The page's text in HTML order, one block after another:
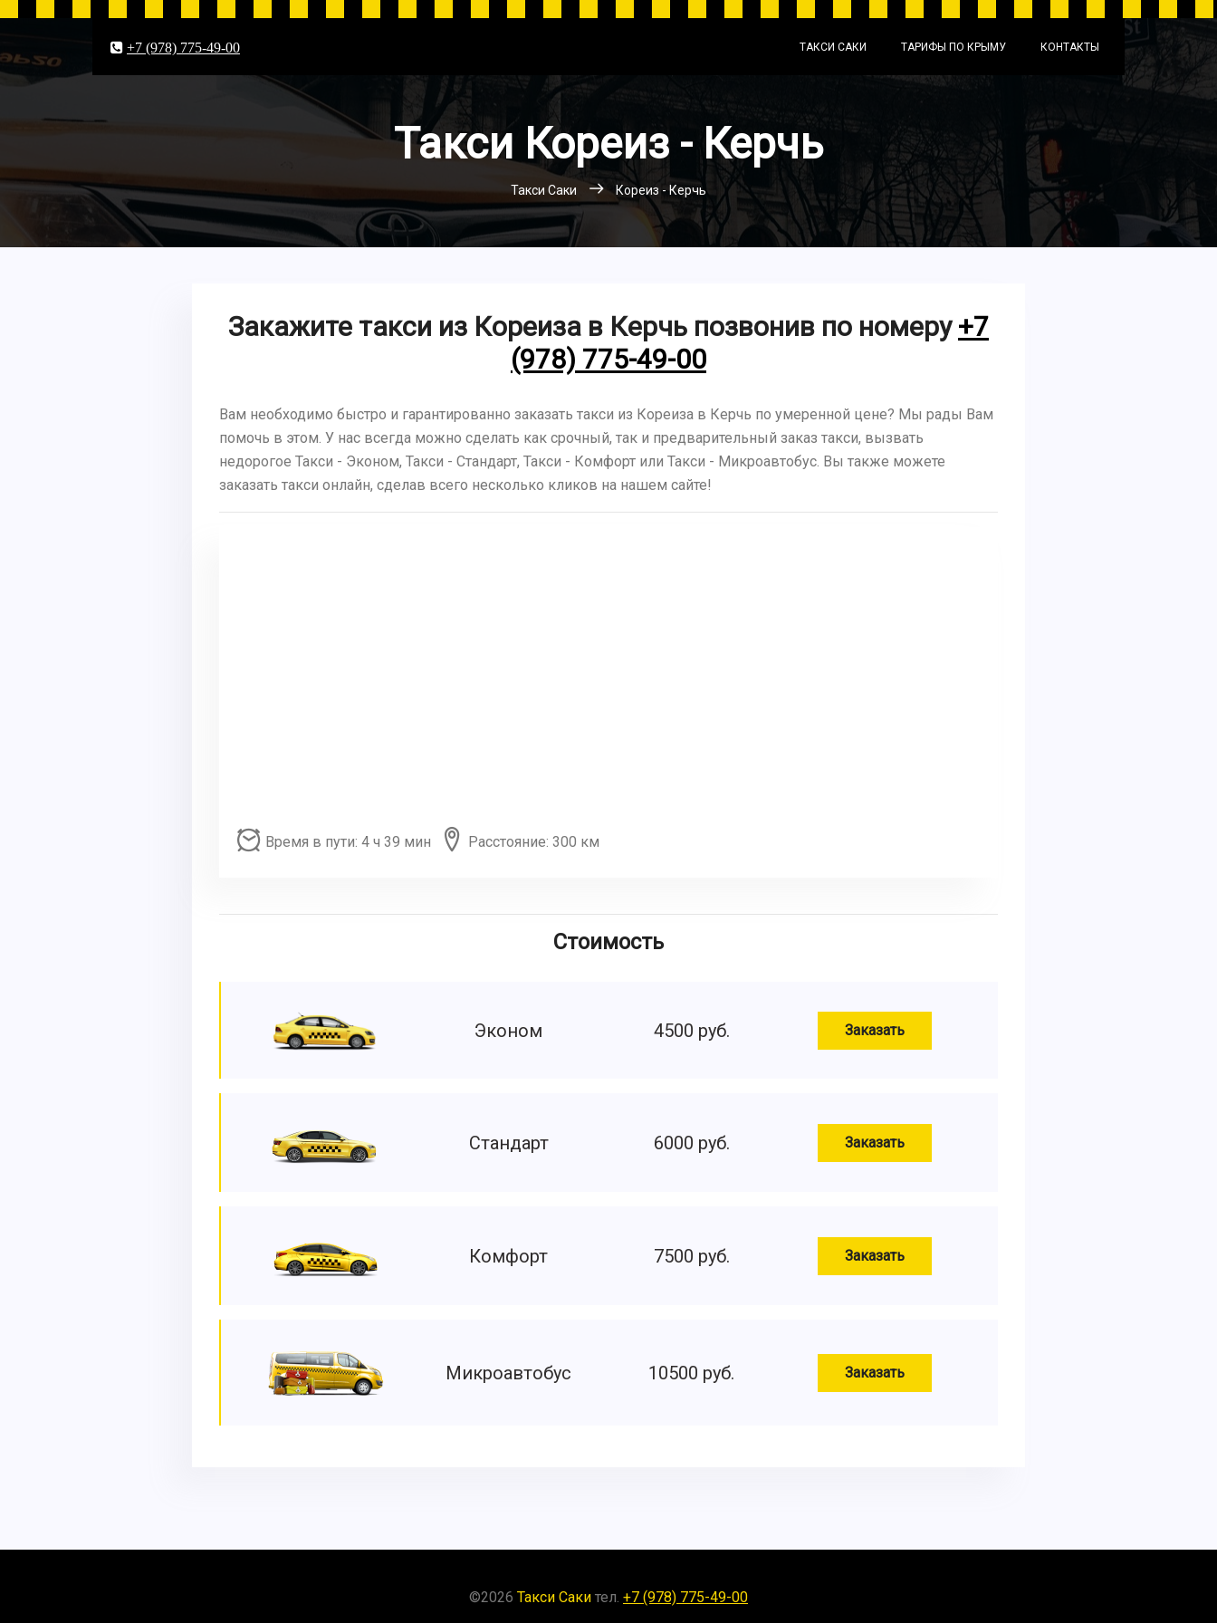
+7 (978) 775-49-00 ТАКСИ САКИ ТАРИФЫ ПО КРЫМУ КОНТАКТЫ
Такси Кореиз - Керчь
Такси Саки Кореиз - Керчь
Закажите такси из Кореиза в Керчь позвонив по номеру +7
(978) 775-49-00
Вам необходимо быстро и гарантированно заказать такси из Кореиза в Керчь по умеренной цене? Мы рады Вам
помочь в этом. У нас всегда можно сделать как срочный, так и предварительный заказ такси, вызвать
недорогое Такси - Эконом, Такси - Стандарт, Такси - Комфорт или Такси - Микроавтобус. Вы также можете
заказать такси онлайн, сделав всего несколько кликов на нашем сайте!
Время в пути: 4 ч 39 мин Расстояние: 300 км
Стоимость
Эконом 4500 руб. Заказать
Стандарт 6000 руб. Заказать
Комфорт 7500 руб. Заказать
Микроавтобус 10500 руб. Заказать
©2026 Такси Саки тел. +7 (978) 775-49-00